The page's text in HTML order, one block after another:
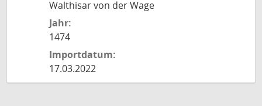
Walthisar von der Wage
Jahr:
1474
Importdatum:
17.03.2022